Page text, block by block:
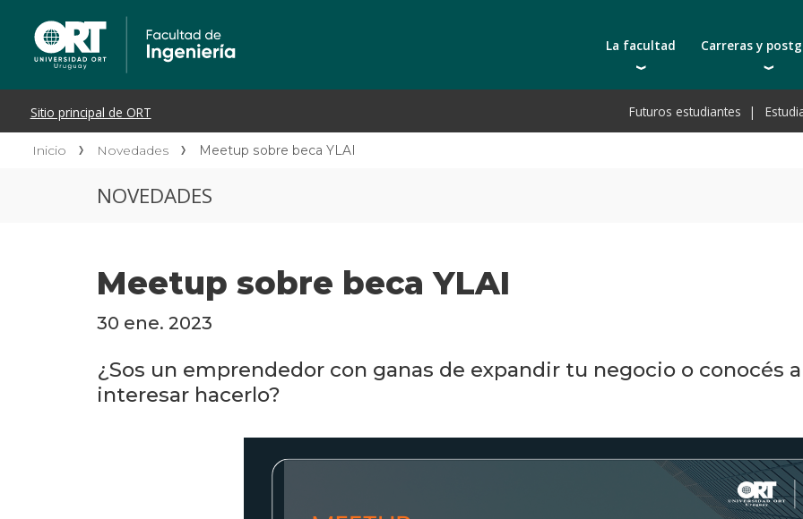
La facultad
Autoridades
Docentes | Escuela de Ingeniería
Carreras y
Carreras
Tecnicaturas
Futuros estudiantes
Inicio Novedades Meetup sobre beca YLAI
NOVEDADES
Meetup sobre beca YLAI
30 ene. 2023
¿Sos un emprendedor con ganas de expandir tu negocio o conocés
interesar hacerlo?